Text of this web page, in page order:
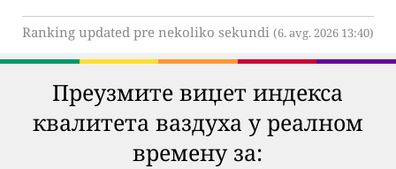
Ranking updated pre nekoliko sekundi (6. avg. 2026 13:40)
Преузмите виџет индекса
квалитета ваздуха у реалном
времену за: